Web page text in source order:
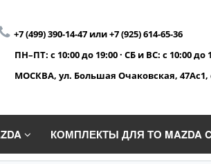
+7 (499) 390-14-47 или +7 (925) 614-65-36
ПН–ПТ: с 10:00 до 19:00 · СБ и ВС: с 10:00 до
МОСКВА, ул. Большая Очаковская,
КОМПЛЕКТЫ ДЛЯ ТО MAZDA